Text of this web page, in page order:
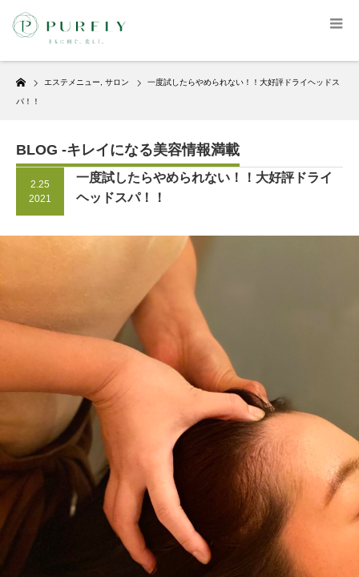
Home
エステメニュー サロン 一度試したらやめられない！！大好評ドライヘッドス
パ！！
BLOG -キレイになる美容情報満載
2.25
2021
一度試したらやめられない！！大好評ドライ
ヘッドスパ！！